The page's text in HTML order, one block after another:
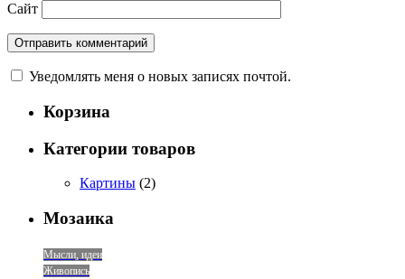
Сайт
Уведомлять меня о новых записях почтой.
Корзина
Категории товаров
Картины (2)
Мозаика
Мысли, идеи
Живопись